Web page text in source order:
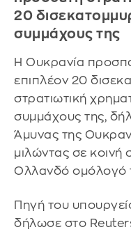
20
συμμάχους της
Η Ουκρανία
επιπλέον 20
στρατιωτική
συμμάχους της,
Άμυνας της
μιλώντας σε κοινή
Ολλανδό ομόλογό
Πηγή του
δήλωσε στο